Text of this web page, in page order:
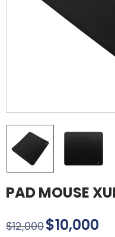
PAD MOUSE
$12,000$10,000